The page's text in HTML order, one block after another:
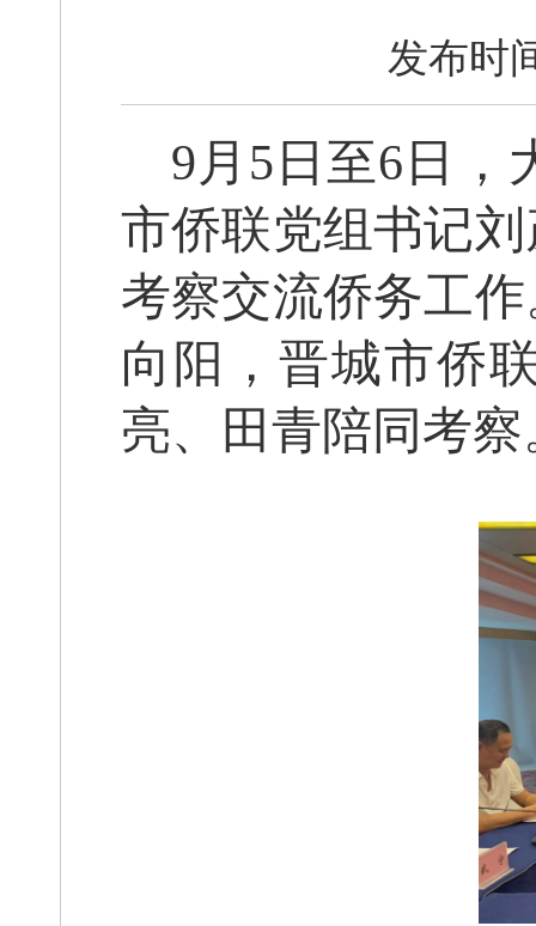
发布时
9月5日至6日，
市侨联党组书记
考察交流侨务工
向阳，晋城市侨
亮、田青陪同考察